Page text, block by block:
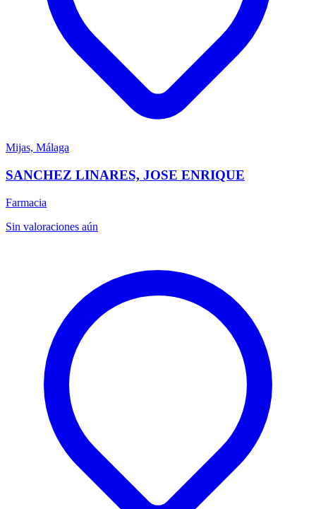
Mijas, Málaga
SANCHEZ LINARES, JOSE ENRIQUE
Farmacia
Sin valoraciones aún